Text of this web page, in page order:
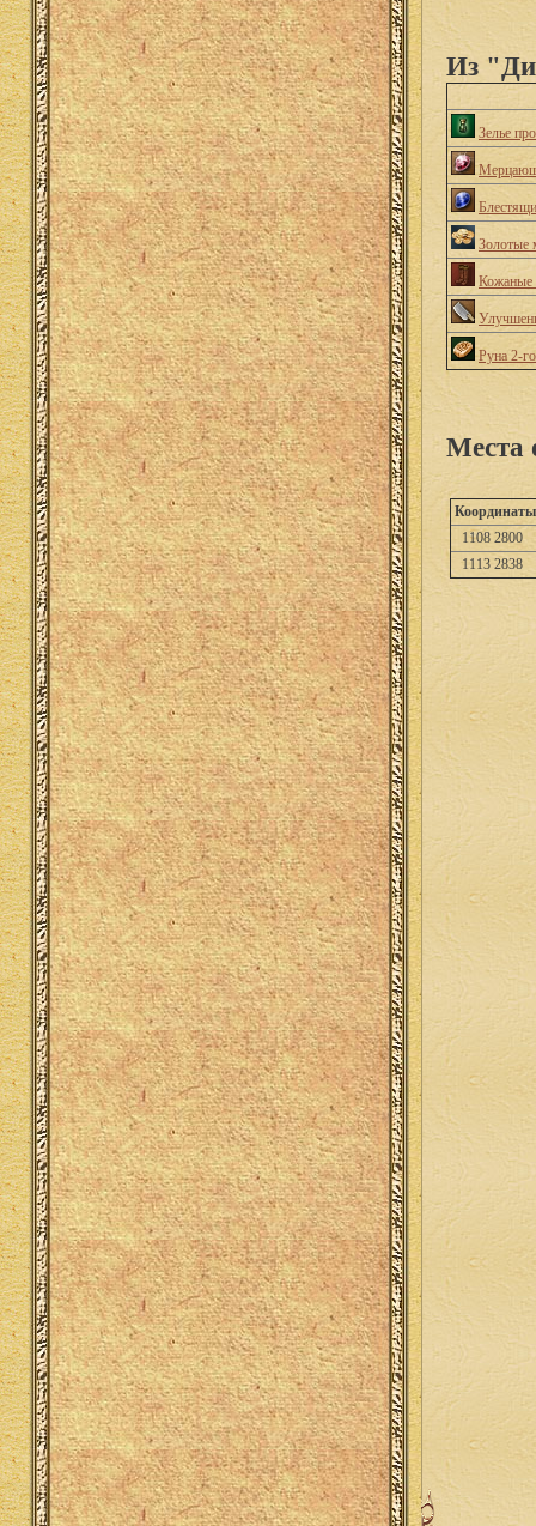
Из
Зелье
Золотые
Кожаные
Руна 2-
Места
Координаты
1108 2800
1113 2838